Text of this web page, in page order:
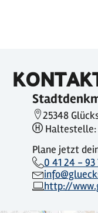
25348
Haltestelle:
Plane jetzt
0 41 24 - 93
http://